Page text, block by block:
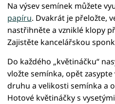
Na výsev semínek můžete
papíru. Dvakrát je přeložte,
nastřihněte a vzniklé klopy
Zajistěte kancelářskou
Do každého „květináčku“
vložte semínka, opět
druhu a velikosti semínka a
Hotové květináčky s